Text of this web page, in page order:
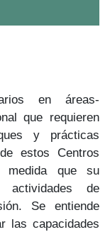
en áreas-
que requieren
y prácticas
estos Centros
medida que su
de
Se entiende
las capacidades